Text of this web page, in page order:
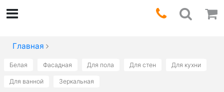
Главная
Белая Фасадная Для пола Для стен Для кухни
Для ванной Зеркальная